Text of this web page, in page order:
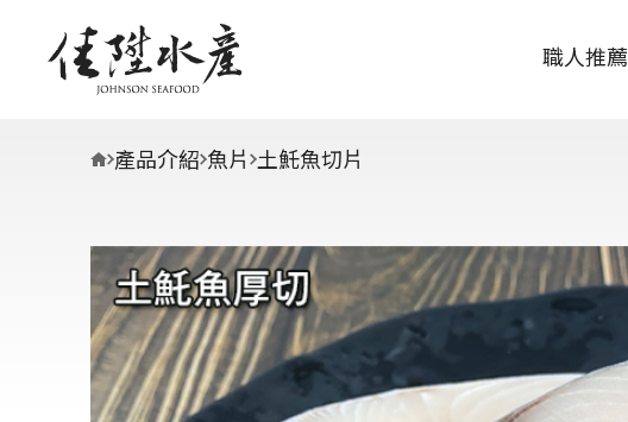
職人推薦
產品介紹 魚片 土魠魚切片